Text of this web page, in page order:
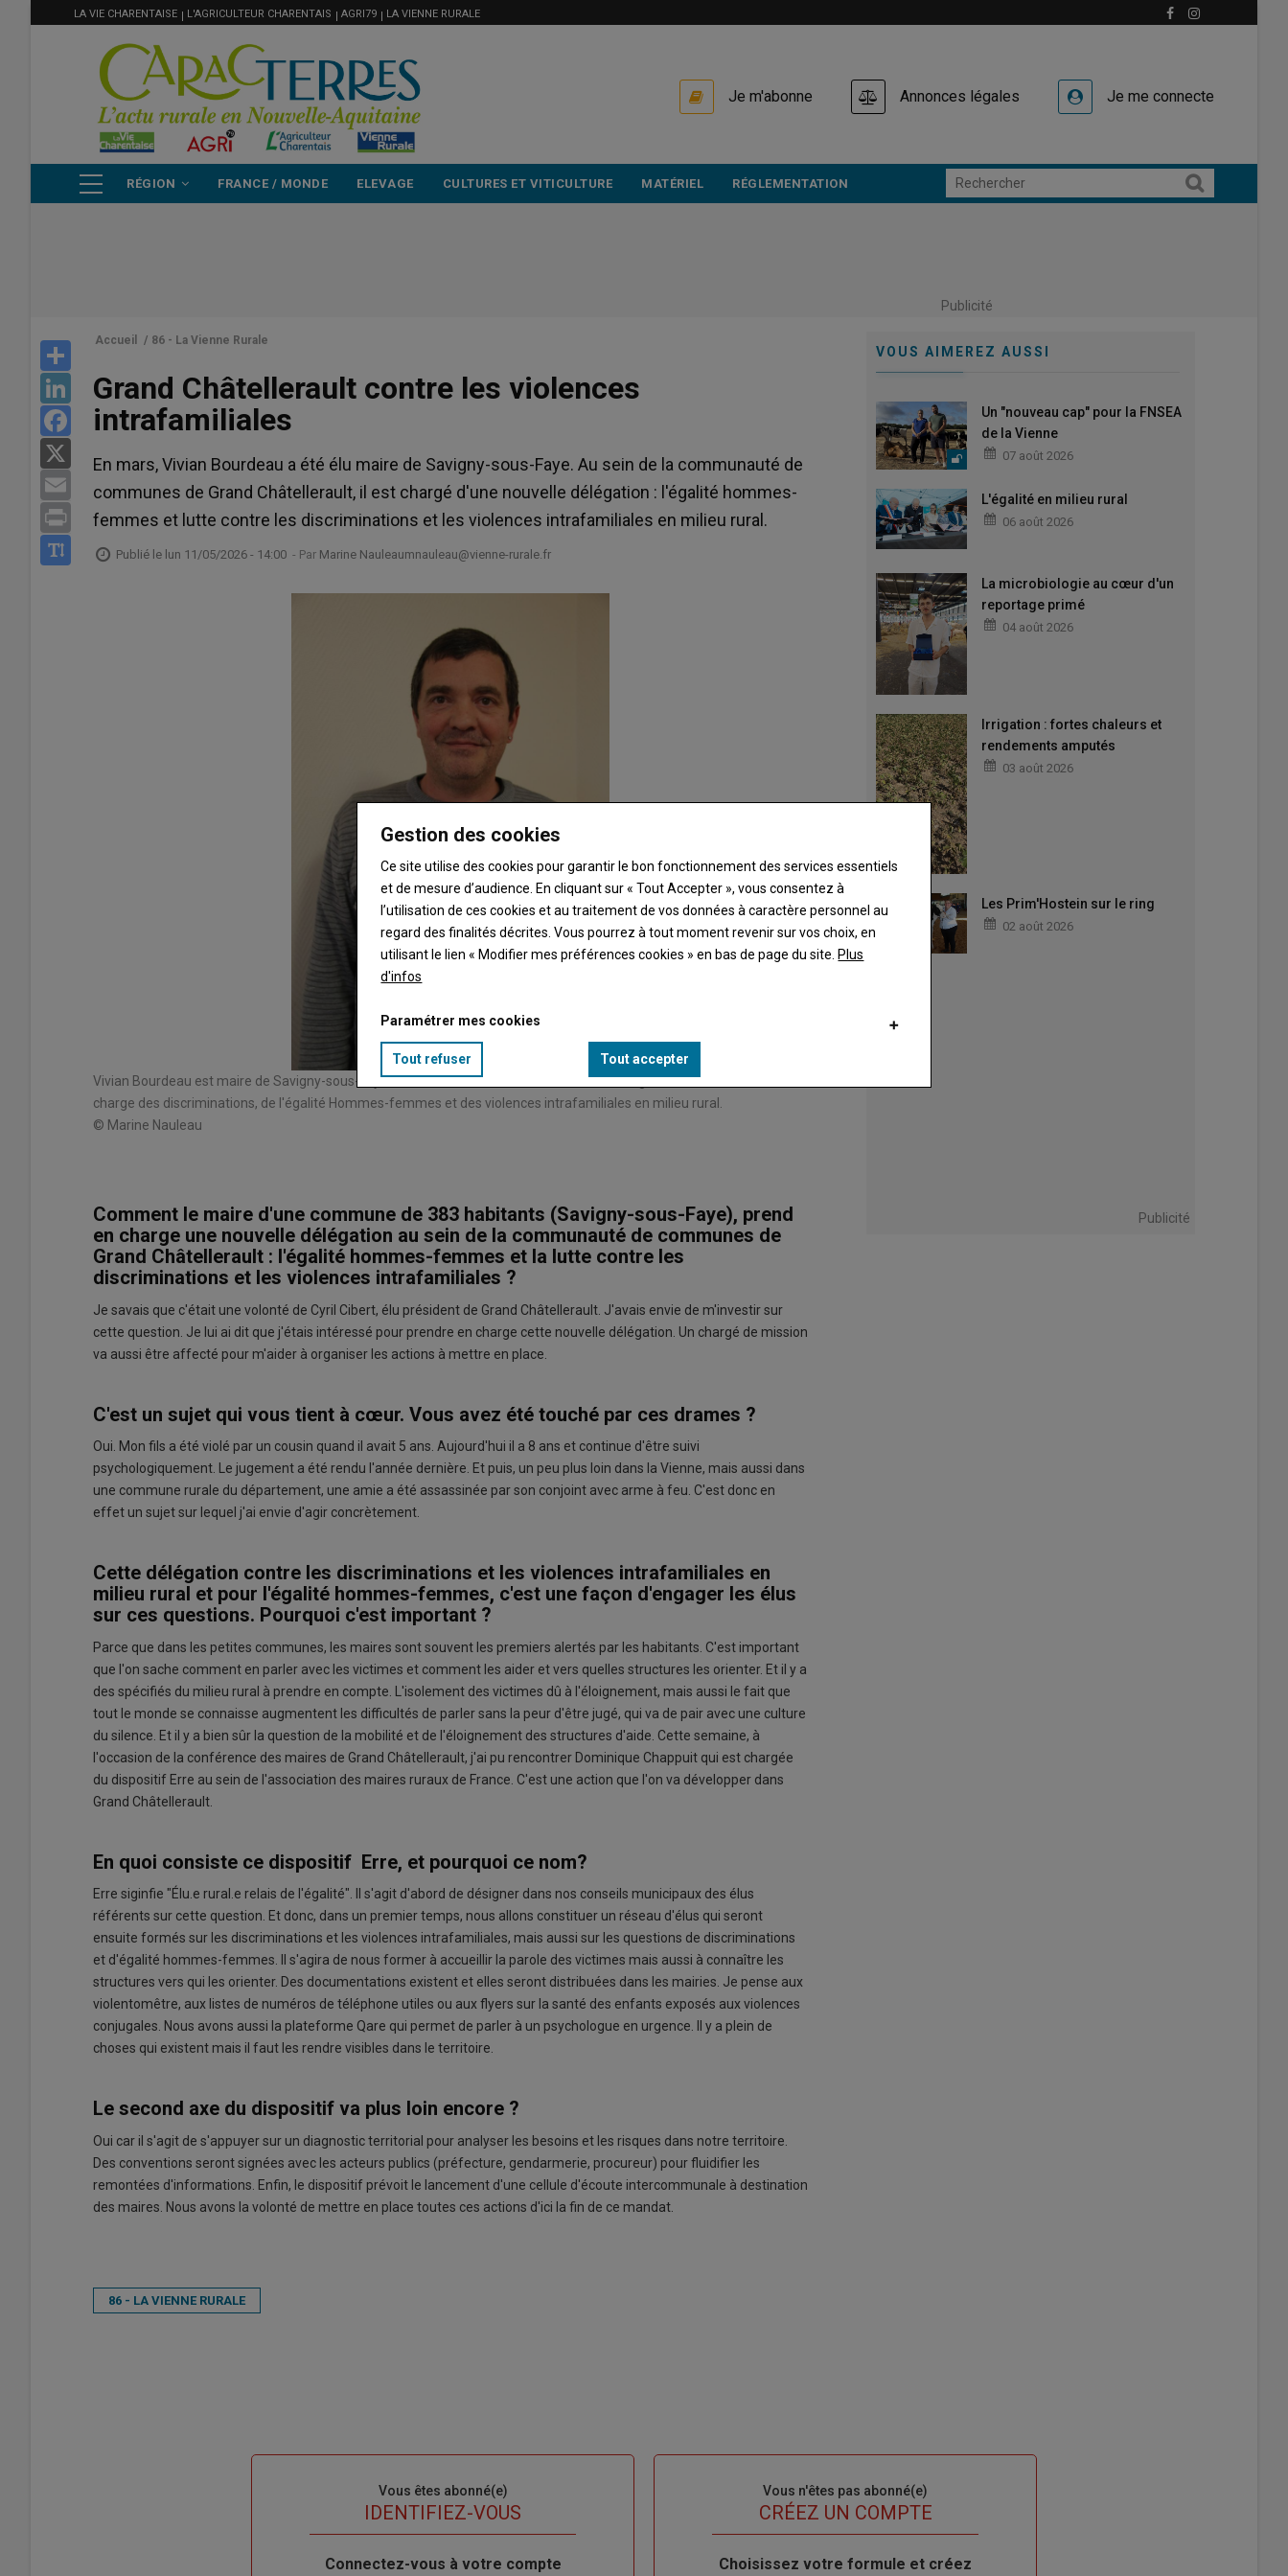
MENU
FILIÈRE
LA VIE CHARENTAISE L'AGRICULTEUR CHARENTAIS AGRI79 LA VIENNE RURALE
Je m'abonne Annonces légales Je me connecte
PRINCIPALE
RÉGION FRANCE / MONDE ELEVAGE CULTURES ET VITICULTURE MATÉRIEL RÉGLEMENTATION
Publicité
LinkedIn
Facebook
Print
Accueil / 86 - La Vienne Rurale
Grand Châtellerault contre les violences
intrafamiliales
En mars, Vivian Bourdeau a été élu maire de Savigny-sous-Faye. Au sein de la communauté de
communes de Grand Châtellerault, il est chargé d'une nouvelle délégation : l'égalité hommes-
femmes et lutte contre les discriminations et les violences intrafamiliales en milieu rural.
Publié le lun 11/05/2026 - 14:00 - Par Marine Nauleaumnauleau@vienne-rurale.fr
Vivian Bourdeau est maire de Savigny-sous-Faye. Il est aussi conseiller communautaire de grand Châtellerault, en
charge des discriminations, de l'égalité Hommes-femmes et des violences intrafamiliales en milieu rural.
© Marine Nauleau
Comment le maire d'une commune de 383 habitants (Savigny-sous-Faye), prend
en charge une nouvelle délégation au sein de la communauté de communes de
Grand Châtellerault : l'égalité hommes-femmes et la lutte contre les
discriminations et les violences intrafamiliales ?
Je savais que c'était une volonté de Cyril Cibert, élu président de Grand Châtellerault. J'avais envie de m'investir sur
cette question. Je lui ai dit que j'étais intéressé pour prendre en charge cette nouvelle délégation. Un chargé de mission
va aussi être affecté pour m'aider à organiser les actions à mettre en place.
C'est un sujet qui vous tient à cœur. Vous avez été touché par ces drames ?
Oui. Mon fils a été violé par un cousin quand il avait 5 ans. Aujourd'hui il a 8 ans et continue d'être suivi
psychologiquement. Le jugement a été rendu l'année dernière. Et puis, un peu plus loin dans la Vienne, mais aussi dans
une commune rurale du département, une amie a été assassinée par son conjoint avec arme à feu. C'est donc en
effet un sujet sur lequel j'ai envie d'agir concrètement.
Cette délégation contre les discriminations et les violences intrafamiliales en
milieu rural et pour l'égalité hommes-femmes, c'est une façon d'engager les élus
sur ces questions. Pourquoi c'est important ?
Parce que dans les petites communes, les maires sont souvent les premiers alertés par les habitants. C'est important
que l'on sache comment en parler avec les victimes et comment les aider et vers quelles structures les orienter. Et il y a
des spécifiés du milieu rural à prendre en compte. L'isolement des victimes dû à l'éloignement, mais aussi le fait que
tout le monde se connaisse augmentent les difficultés de parler sans la peur d'être jugé, qui va de pair avec une culture
du silence. Et il y a bien sûr la question de la mobilité et de l'éloignement des structures d'aide. Cette semaine, à
l'occasion de la conférence des maires de Grand Châtellerault, j'ai pu rencontrer Dominique Chappuit qui est chargée
du dispositif Erre au sein de l'association des maires ruraux de France. C'est une action que l'on va développer dans
Grand Châtellerault.
En quoi consiste ce dispositif Erre, et pourquoi ce nom?
Erre siginfie "Élu.e rural.e relais de l'égalité". Il s'agit d'abord de désigner dans nos conseils municipaux des élus
référents sur cette question. Et donc, dans un premier temps, nous allons constituer un réseau d'élus qui seront
ensuite formés sur les discriminations et les violences intrafamiliales, mais aussi sur les questions de discriminations
et d'égalité hommes-femmes. Il s'agira de nous former à accueillir la parole des victimes mais aussi à connaître les
structures vers qui les orienter. Des documentations existent et elles seront distribuées dans les mairies. Je pense aux
violentomêtre, aux listes de numéros de téléphone utiles ou aux flyers sur la santé des enfants exposés aux violences
conjugales. Nous avons aussi la plateforme Qare qui permet de parler à un psychologue en urgence. Il y a plein de
choses qui existent mais il faut les rendre visibles dans le territoire.
Le second axe du dispositif va plus loin encore ?
Oui car il s'agit de s'appuyer sur un diagnostic territorial pour analyser les besoins et les risques dans notre territoire.
Des conventions seront signées avec les acteurs publics (préfecture, gendarmerie, procureur) pour fluidifier les
remontées d'informations. Enfin, le dispositif prévoit le lancement d'une cellule d'écoute intercommunale à destination
des maires. Nous avons la volonté de mettre en place toutes ces actions d'ici la fin de ce mandat.
86 - LA VIENNE RURALE
VOUS AIMEREZ AUSSI
Un "nouveau cap" pour la FNSEA
de la Vienne
07 août 2026
L'égalité en milieu rural
06 août 2026
La microbiologie au cœur d'un
reportage primé
04 août 2026
Irrigation : fortes chaleurs et
rendements amputés
03 août 2026
Les Prim'Hostein sur le ring
02 août 2026
Publicité
Vous êtes abonné(e)
IDENTIFIEZ-VOUS
Body
Connectez-vous à votre compte
Vous n'êtes pas abonné(e)
TITRECRÉEZ UN COMPTE
Body
Choisissez votre formule et créez
Gestion des cookies
Ce site utilise des cookies pour garantir le bon fonctionnement des services essentiels
et de mesure d’audience. En cliquant sur « Tout Accepter », vous consentez à
l’utilisation de ces cookies et au traitement de vos données à caractère personnel au
regard des finalités décrites. Vous pourrez à tout moment revenir sur vos choix, en
utilisant le lien « Modifier mes préférences cookies » en bas de page du site. Plus
d'infos
Paramétrer mes cookies
Tout refuser Tout accepter